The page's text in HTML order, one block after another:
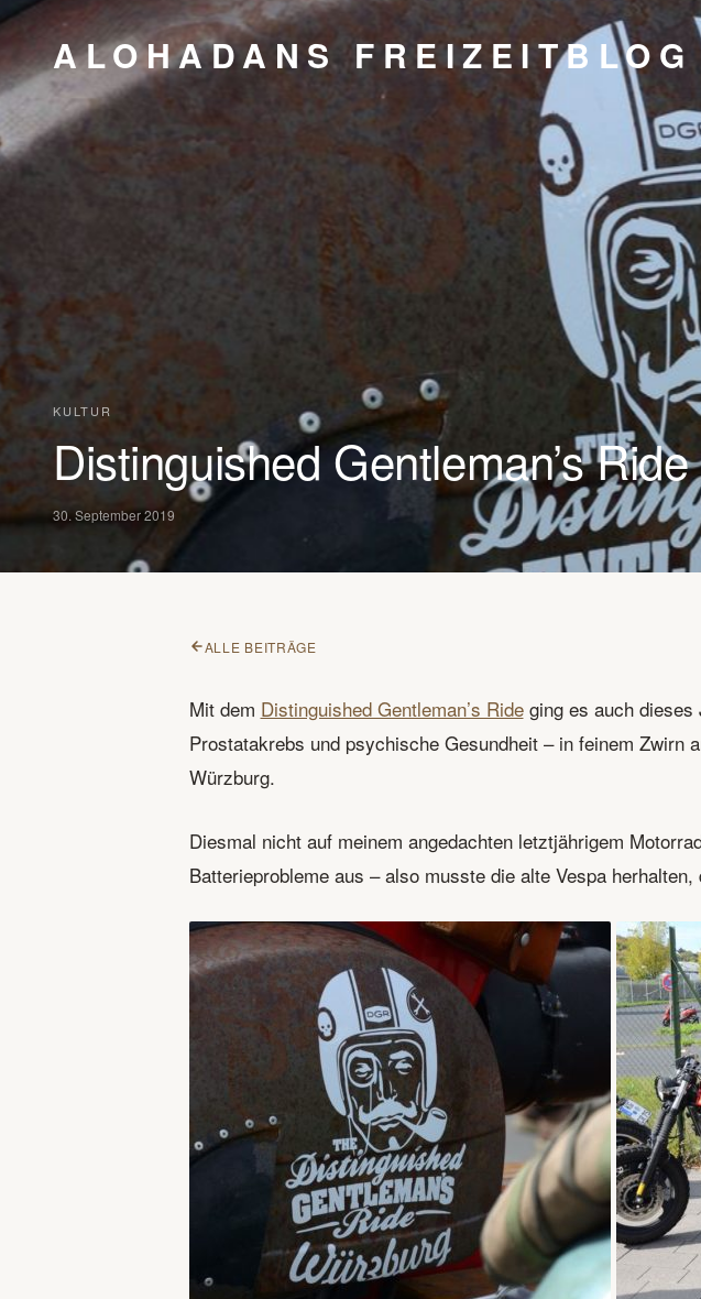
ALOHADANS FREIZEITBLOG
KULTUR
Distinguished Gentleman’s Ride
30. September 2019
ALLE BEITRÄGE
Mit dem Distinguished Gentleman’s Rideging es auch dieses
Prostatakrebs und psychische Gesundheit – in feinem Zwirn
Würzburg.
Diesmal nicht auf meinem angedachten letztjährigem
Batterieprobleme aus – also musste die alte Vespa